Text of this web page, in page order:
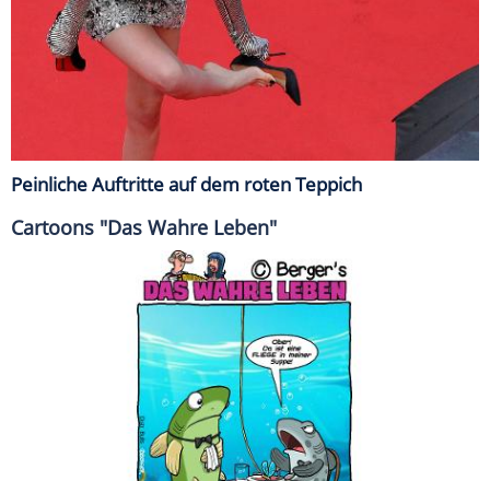
Peinliche Auftritte auf dem roten Teppich
Cartoons "Das Wahre Leben"